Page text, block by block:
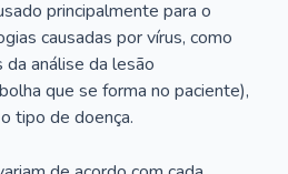
principalmente para o
causadas por vírus, como
análise da lesão
que se forma no paciente),
tipo de doença.